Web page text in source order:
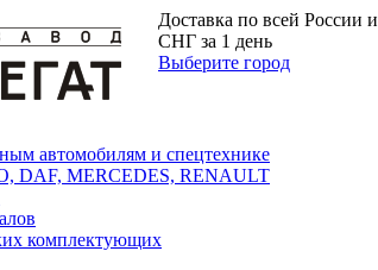
Доставка по всей России и
СНГ за 1 день
Выберите город
автомобилям и спецтехнике
DAF, MERCEDES, RENAULT
комплектующих